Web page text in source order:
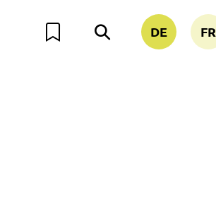
DE FR